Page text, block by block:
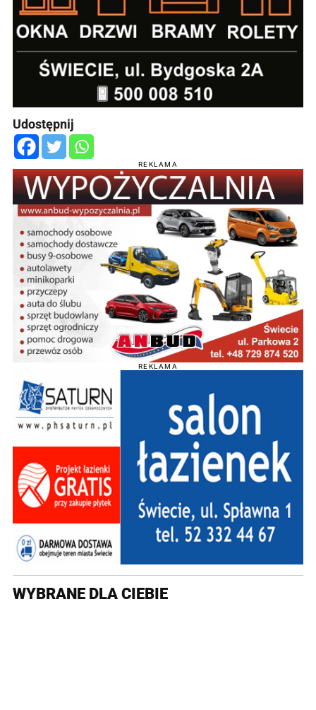
Udostępnij
REKLAMA
REKLAMA
WYBRANE DLA CIEBIE